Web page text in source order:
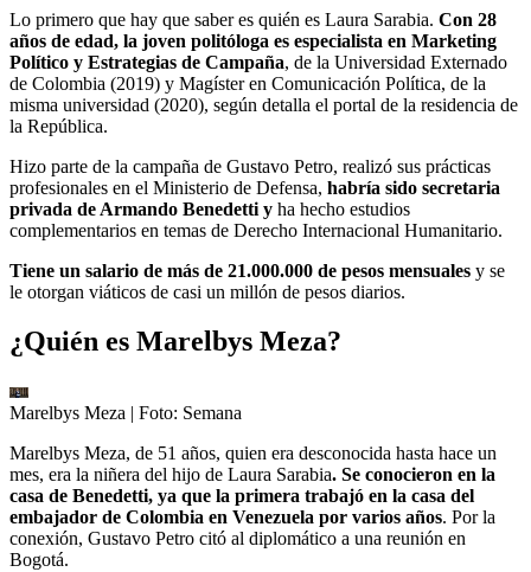
Lo primero que hay que saber es quién es Laura Sarabia. Con 28
años de edad, la joven politóloga es especialista en Marketing
Político y Estrategias de Campaña, de la Universidad Externado
de Colombia (2019) y Magíster en Comunicación Política, de la
misma universidad (2020), según detalla el portal de la residencia de
la República.
Hizo parte de la campaña de Gustavo Petro, realizó sus prácticas
profesionales en el Ministerio de Defensa, habría sido secretaria
privada de Armando Benedetti y ha hecho estudios
complementarios en temas de Derecho Internacional Humanitario.
Tiene un salario de más de 21.000.000 de pesos mensuales y se
le otorgan viáticos de casi un millón de pesos diarios.
¿Quién es Marelbys Meza?
Marelbys Meza | Foto: Semana
Marelbys Meza, de 51 años, quien era desconocida hasta hace un
mes, era la niñera del hijo de Laura Sarabia. Se conocieron en la
casa de Benedetti, ya que la primera trabajó en la casa del
embajador de Colombia en Venezuela por varios años. Por la
conexión, Gustavo Petro citó al diplomático a una reunión en
Bogotá.